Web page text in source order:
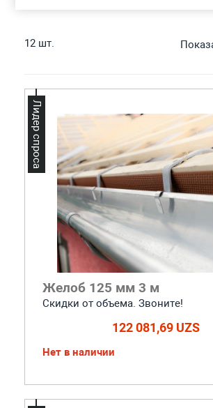
12 шт.
Желоб 125 мм 3 м
Скидки от объема. Звоните!
122 081,69 UZS
Нет в наличии
Лидер спроса